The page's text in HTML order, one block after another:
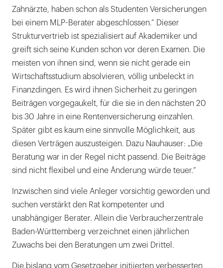
Zahnärzte, haben schon als Studenten Versicherungen
bei einem MLP-Berater abgeschlossen.“ Dieser
Strukturvertrieb ist spezialisiert auf Akademiker und
greift sich seine Kunden schon vor deren Examen. Die
meisten von ihnen sind, wenn sie nicht gerade ein
Wirtschaftsstudium absolvieren, völlig unbeleckt in
Finanzdingen. Es wird ihnen Sicherheit zu geringen
Beiträgen vorgegaukelt, für die sie in den nächsten 20
bis 30 Jahre in eine Rentenversicherung einzahlen.
Später gibt es kaum eine sinnvolle Möglichkeit, aus
diesen Verträgen auszusteigen. Dazu Nauhauser: „Die
Beratung war in der Regel nicht passend. Die Beiträge
sind nicht flexibel und eine Änderung würde teuer.“
Inzwischen sind viele Anleger vorsichtig geworden und
suchen verstärkt den Rat kompetenter und
unabhängiger Berater. Allein die Verbraucherzentrale
Baden-Württemberg verzeichnet einen jährlichen
Zuwachs bei den Beratungen um zwei Drittel.
Die bislang vom Gesetzgeber initiierten verbesserten